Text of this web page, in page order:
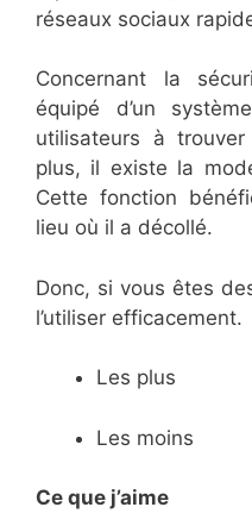
réseaux sociaux
Concernant la
équipé d’un
utilisateurs à
plus, il existe la
Cette fonction
lieu où il a décollé.
Donc, si vous êtes
l’utiliser efficacement.
Les plus
Les moins
Ce que j’aime